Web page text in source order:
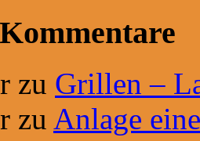
zu Grillen –
zu Anlage